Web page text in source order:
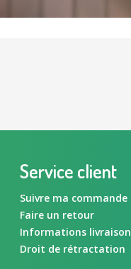
Service client
Suivre ma commande
Faire un retour
Informations livraison
Droit de rétractation